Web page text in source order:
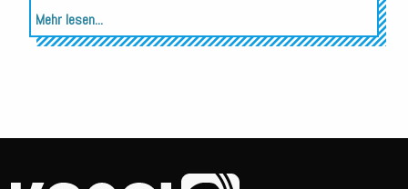
Mehr lesen...